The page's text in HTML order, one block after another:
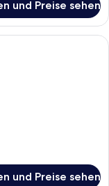
und Preise sehen
Wohnzimmer mit
und Preise sehen